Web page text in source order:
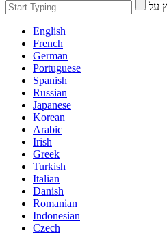
English
French
German
Portuguese
Spanish
Russian
Japanese
Korean
Arabic
Irish
Greek
Turkish
Italian
Danish
Romanian
Indonesian
Czech